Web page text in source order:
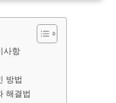
사항
방법
해결법